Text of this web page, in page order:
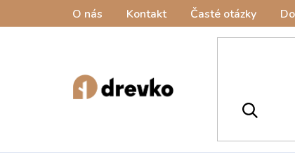
O nás Kontakt Časté otázky